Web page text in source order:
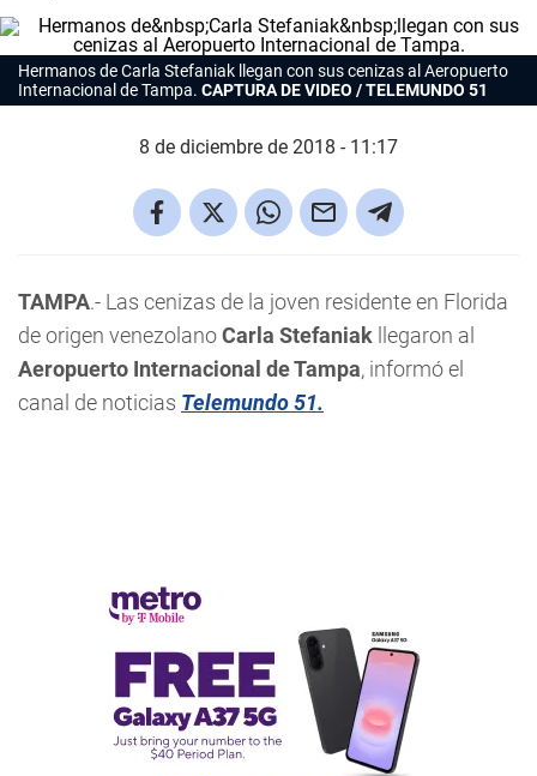
Hermanos de Carla Stefaniak llegan con sus cenizas al Aeropuerto
Internacional de Tampa. CAPTURA DE VIDEO / TELEMUNDO 51
8 de diciembre de 2018 - 11:17
TAMPA.- Las cenizas de la joven residente en Florida
de origen venezolanoCarla Stefaniak llegaron al
Aeropuerto Internacional de Tampa, informó el
canal de noticias Telemundo 51.